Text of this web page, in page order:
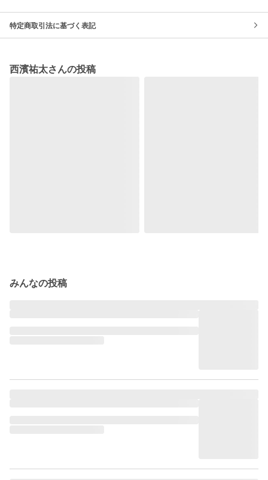
特定商取引法に基づく表記
西濱祐太さんの投稿
みんなの投稿